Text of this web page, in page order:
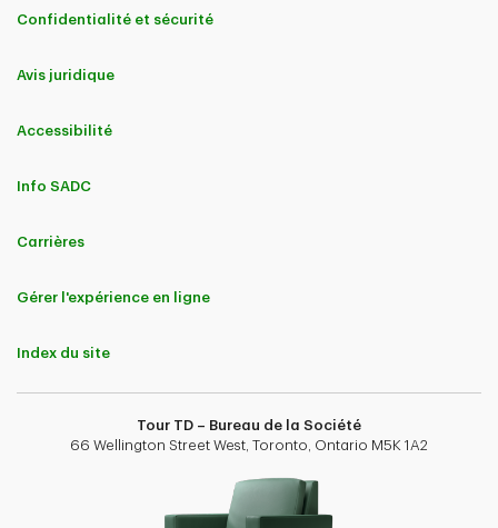
Confidentialité et sécurité
Avis juridique
Accessibilité
Info SADC
Carrières
Gérer l'expérience en ligne
Index du site
Tour TD – Bureau de la Société
66 Wellington Street West, Toronto, Ontario M5K 1A2